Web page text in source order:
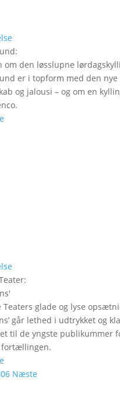
:
om den løsslupne
er i topform med den
og jalousi – og om en
:
'
Teaters glade og lyse
går lethed i udtrykket og
til de yngste publikummer
Næste